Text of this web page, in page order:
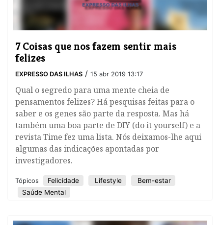
7 Coisas que nos fazem sentir mais
felizes
EXPRESSO DAS ILHAS / 15 abr 2019 13:17
Qual o segredo para uma mente cheia de
pensamentos felizes? Há pesquisas feitas para o
saber e os genes são parte da resposta. Mas há
também uma boa parte de DIY (do it yourself) e a
revista Time fez uma lista. Nós deixamos-lhe aqui
algumas das indicações apontadas por
investigadores.
Tópicos Felicidade Lifestyle
Bem-estar
Saúde Mental